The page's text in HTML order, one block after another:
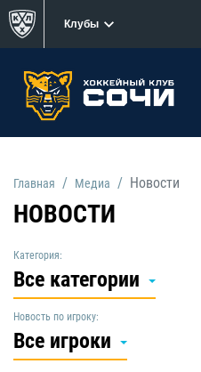
Клубы
Главная Медиа Новости
НОВОСТИ
Категория:
Все категории
Новость по игроку:
Все игроки